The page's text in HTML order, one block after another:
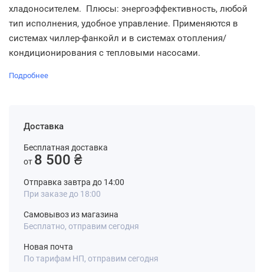
хладоносителем. Плюсы: энергоэффективность, любой
тип исполнения, удобное управление. Применяются в
системах чиллер-фанкойл и в системах отопления/
кондиционирования с тепловыми насосами.
Подробнее
Доставка
Бесплатная доставка
от 8 500 ₴
Отправка завтра до 14:00
При заказе до 18:00
Самовывоз из магазина
Бесплатно, отправим сегодня
Новая почта
По тарифам НП, отправим сегодня